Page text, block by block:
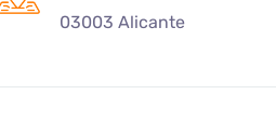
03003 Alicante